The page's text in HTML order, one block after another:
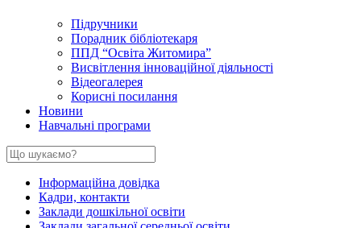
Підручники
Порадник бібліотекаря
ППД “Освіта Житомира”
Висвітлення інноваційної діяльності
Відеогалерея
Корисні посилання
Новини
Навчальні програми
Інформаційна довідка
Кадри, контакти
Заклади дошкільної освіти